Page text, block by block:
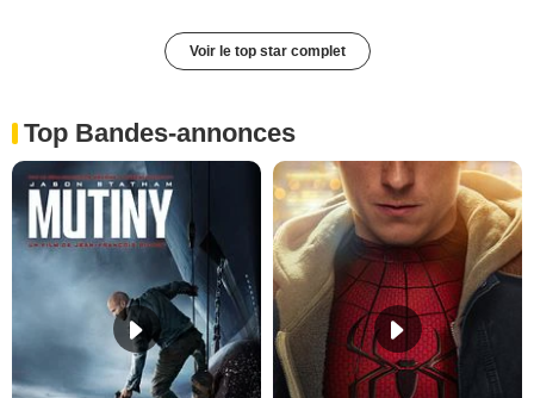
Voir le top star complet
Top Bandes-annonces